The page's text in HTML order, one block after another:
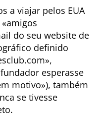
a viajar pelos EUA
amigos
do seu website de
definido
,
esperasse
motivo ), também
se tivesse